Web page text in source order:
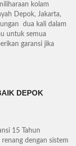
kolam
Depok, Jakarta,
dua kali dalam
untuk semua
garansi jika
DEPOK
15 Tahun
dengan sistem